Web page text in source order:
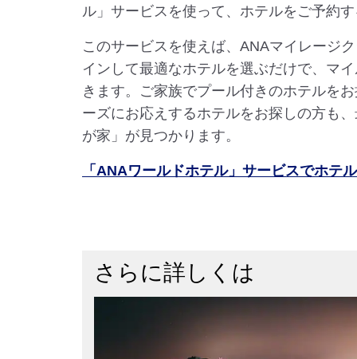
ル」サービスを使って、ホテルをご予約
このサービスを使えば、ANAマイレージ
インして最適なホテルを選ぶだけで、マ
きます。ご家族でプール付きのホテルを
ーズにお応えするホテルをお探しの方も
が家」が見つかります。
「ANAワールドホテル」サービスでホテ
さらに詳しくは